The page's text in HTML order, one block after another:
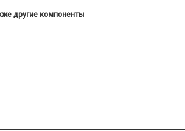
другие компоненты